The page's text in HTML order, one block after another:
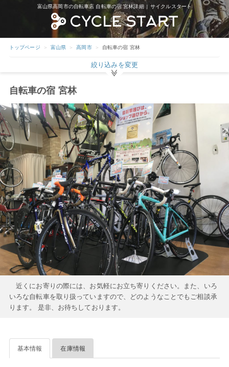
富山県高岡市の自転車店 自転車の宿 宮林詳細 | サイクルスタート
トップページ 富山県 高岡市 自転車の宿 宮林
絞り込みを変更
自転車の宿 宮林
近くにお寄りの際には、お気軽にお立ち寄りください。また、いろ
いろな自転車を取り扱っていますので、どのようなことでもご相談承
ります。 是非、お待ちしております。
基本情報 在庫情報